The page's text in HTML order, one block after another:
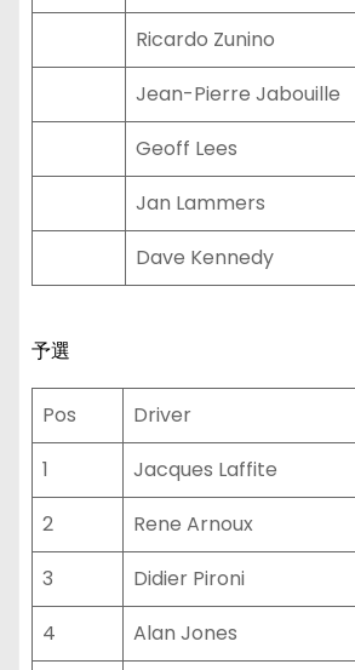
Ricardo Zunino
Jean-Pierre Jabouille
Geoff Lees
Jan Lammers
Dave Kennedy
予選
Pos Driver
1
Jacques Laffite
2
Rene Arnoux
3
Didier Pironi
4
Alan Jones